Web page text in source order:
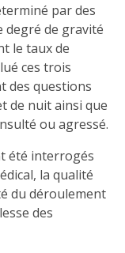
par des
de gravité
le taux de
ces trois
des questions
de nuit ainsi que
ou agressé.
été interrogés
la qualité
du déroulement
des